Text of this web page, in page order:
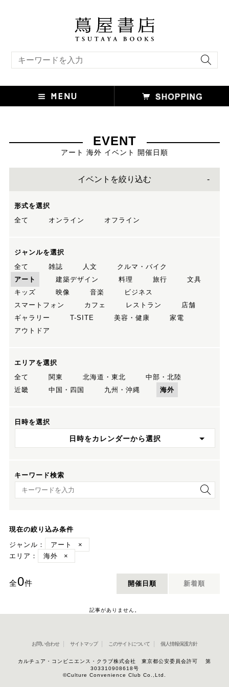
EVENT
アート 海外 イベント 開催日順
イベントを絞り込む
形式を選択
全て
オンライン オフライン
ジャンルを選択
全て
雑誌 人文
クルマ・バイク
アート
建築デザイン 料理 旅行
文具
キッズ
映像 音楽
ビジネス
スマートフォン
カフェ レストラン
店舗
ギャラリー
T-SITE 美容・健康
家電
アウトドア
エリアを選択
全て
関東 北海道・東北
中部・北陸
近畿
中国・四国 九州・沖縄 海外
日時を選択
日時をカレンダーから選択
キーワード検索
キーワード検索
現在の絞り込み条件
ジャンル：
アート
×
エリア：
海外 ×
全0件 開催日順 新着順
記事がありません。
お問い合わせ サイトマップ このサイトについて 個人情報保護方針
カルチュア・コンビニエンス・クラブ株式会社 東京都公安委員会許可 第
303310908618号
©Culture Convenience Club Co.,Ltd.